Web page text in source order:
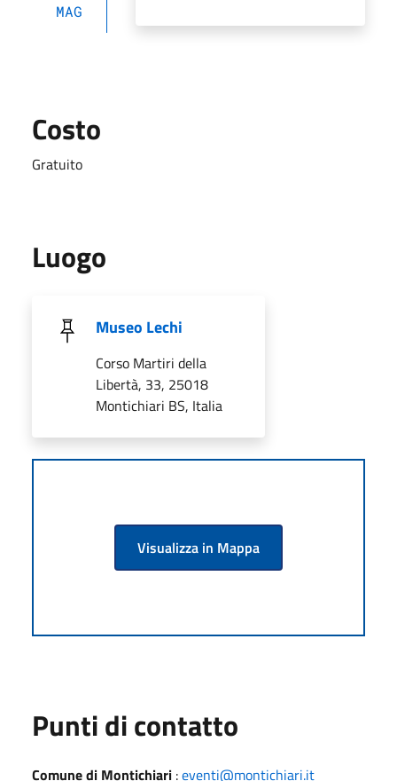
MAG
Costo
Gratuito
Luogo
Museo Lechi
Corso Martiri della
Libertà, 33, 25018
Montichiari BS, Italia
Visualizza in Mappa
Punti di contatto
Comune di Montichiari :eventi@montichiari.it